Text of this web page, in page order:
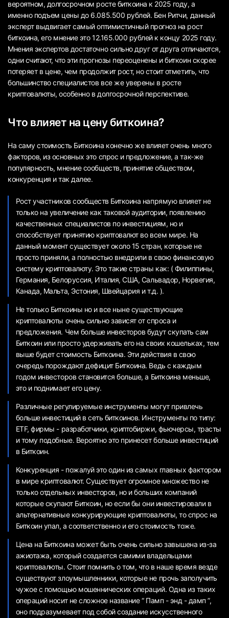
вероятном, долгосрочном росте биткоина к 2025 году, а
именно подъем цены до 6.085.500 рублей. Бен Ритчи, данный
эксперт выдвигает самый оптимистичный прогноз на рост
биткоина, его мнение это 12.165.000 рублей к концу 2025 году.
Мнения экспертов достаточно сильно друг от друга отличаются,
одни считают, что эти прогнозы переоценены и биткоин скорее
потеряет в цене, чем продолжит рост, но стоит отметить, что
большинство специалистов все же уверены в росте
криптовалюты, особенно в долгосрочной перспективе.
Что влияет на цену биткоина?
На саму стоимость Биткоина конечно же влияет очень много
факторов, из основных это спрос и предложение, а так-же
популярность, мнение сообществ, принятие обществом,
конкуренция и так далее.
Рост участников сообществ Биткоина напрямую влияет не
только на увеличение как таковой аудитории, появлению
качественных специалистов по инвестициям, но и
способствует принятию криптовалют во всем мире. На
данный момент существует около 15 стран, которые не
просто приняли, а полностью внедрили в свою финансовую
систему криптовалюту. Это такие страны как: ( Филиппины,
Германия, Белоруссия, Италия, США, Сальвадор, Норвегия,
Канада, Мальта, Эстония, Швейцария и т.д. ).
Не только Биткоины но и все ныне существующие
криптовалюты очень сильно зависят от спроса и
предложения. Чем больше инвесторов будут скупать сам
Биткоин или просто удерживать его на своих кошельках, тем
выше будет стоимость Биткоина. Эти действия в свою
очередь порождают дефицит Биткоина. Ведь с каждым
годом инвесторов становится больше, а Биткоина меньше,
это и поднимает его цену.
Различные регулируемые инструменты могут привлечь
больше инвестиций в сеть биткоинов. Инструменты по типу:
ETF, фирмы - разработчики, криптобиржи, фьючерсы, трасты
и тому подобные. Вероятно это принесет больше инвестиций
в Биткоин.
Конкуренция - пожалуй это один из самых главных фактором
в мире криптовалют. Существует огромное множество не
только отдельных инвесторов, но и больших компаний
которые скупают Биткоин, но если бы они инвестировали в
альтернативные конкурирующие криптовалюты, то спрос на
Биткоин упал, а соответственно и его стоимость тоже.
Цена на Биткоина может быть очень сильно завышена из-за
ажиотажа, который создается самими владельцами
криптовалюты. Стоит помнить о том, что в наше время везде
существуют злоумышленники, которые не прочь заполучить
чужое с помощью мошеннических операций. Одна из таких
операций носит не сложное название “ Памп - энд - дамп ”,
оно подразумевает под собой создание искусственного